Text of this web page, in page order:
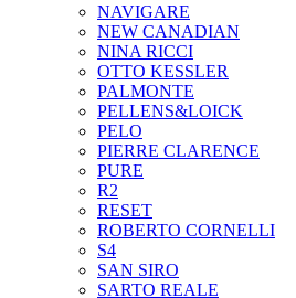
NAVIGARE
NEW CANADIAN
NINA RICCI
OTTO KESSLER
PALMONTE
PELLENS&LOICK
PELO
PIERRE CLARENCE
PURE
R2
RESET
ROBERTO CORNELLI
S4
SAN SIRO
SARTO REALE